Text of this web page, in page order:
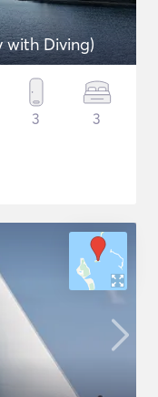
with Diving)
3 3